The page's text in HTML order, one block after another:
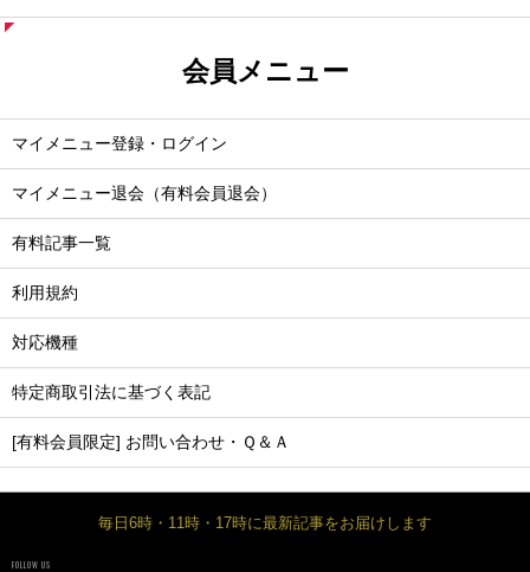
会員メニュー
マイメニュー登録・ログイン
マイメニュー退会（有料会員退会）
有料記事一覧
利用規約
対応機種
特定商取引法に基づく表記
[有料会員限定] お問い合わせ・Ｑ＆Ａ
毎日6時・11時・17時に最新記事をお届けします
FOLLOW US